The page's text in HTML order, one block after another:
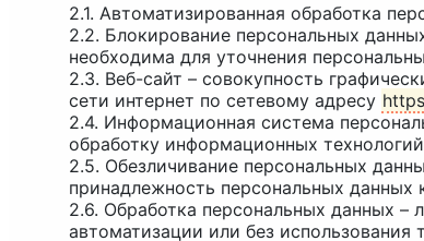
2.1. Автоматизированная обработка
2.2. Блокирование персональных
необходима для уточнения
2.3. Веб-сайт – совокупность
сети интернет по сетевому адресу
2.4. Информационная система
обработку информационных
2.5. Обезличивание персональных
принадлежность персональных
2.6. Обработка персональных данных
автоматизации или без